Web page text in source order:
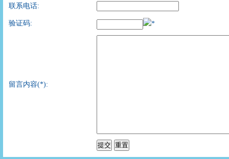
联系电话:
验证码: *
留言内容(*):